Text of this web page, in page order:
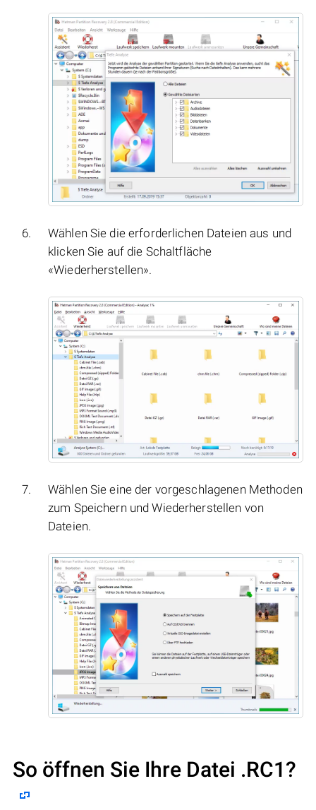
Wählen Sie die erforderlichen Dateien aus und
klicken Sie auf die Schaltfläche
«Wiederherstellen».
Wählen Sie eine der vorgeschlagenen Methoden
zum Speichern und Wiederherstellen von
Dateien.
So öffnen Sie Ihre Datei .RC1?